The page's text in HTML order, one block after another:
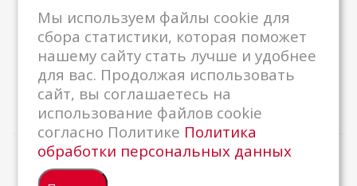
centrkkm@centrkkm.ru
185005, г. Петрозаводск, ул. Промышленная,
1/26
2026 © Республиканский Центр ККМ
Мы используем файлы cookie для
сбора статистики, которая поможет
нашему сайту стать лучше и удобнее
для вас. Продолжая использовать
сайт, вы соглашаетесь на
использование файлов cookie
согласно Политике Политика
обработки персональных данных